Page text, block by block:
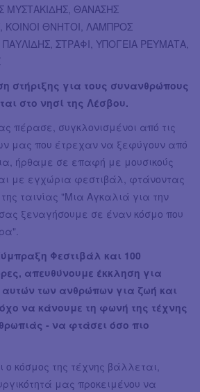
ΜΥΣΤΑΚΙΔΗΣ, ΘΑΝΑΣΗΣ
ΚΟΙΝΟΙ ΘΝΗΤΟΙ, ΛΑΜΠΡΟΣ
ΣΤΡΑΦΙ, ΥΠΟΓΕΙΑ ΡΕΥΜΑΤΑ,
στήριξης για τους συνανθρώπους
στο νησί της Λέσβου.
πέρασε, συγκλονισμένοι από τις
μας που έτρεχαν να ξεφύγουν από
ήρθαμε σε επαφή με μουσικούς
με εγχώρια φεστιβάλ, φτάνοντας
ταινίας "Μια Αγκαλιά για την
ξεναγήσουμε σε έναν κόσμο που
Φεστιβάλ και 100
απευθύνουμε έκκληση για
των ανθρώπων για ζωή και
να κάνουμε τη φωνή της τέχνης
- να φτάσει όσο πιο
ο κόσμος της τέχνης βάλλεται,
μας προκειμένου να